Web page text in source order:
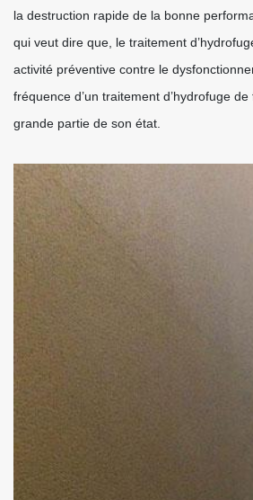
la destruction rapide de la bonne
qui veut dire que, le traitement
activité préventive contre le
fréquence d’un traitement d’hydrofuge
grande partie de son état.